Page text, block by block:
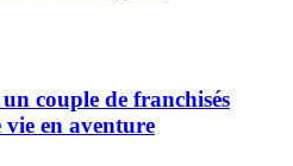
couple de franchisés
en aventure